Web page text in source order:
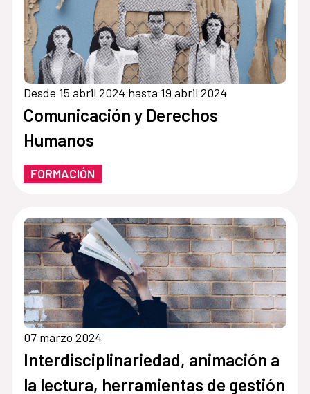
Desde 15 abril 2024 hasta 19 abril 2024
Comunicación y Derechos
Humanos
FORMACIÓN
07 marzo 2024
Interdisciplinariedad, animación a
la lectura, herramientas de gestión